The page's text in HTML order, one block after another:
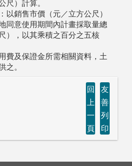
尺）計算。
以銷售市價（元／立方公尺）
同意使用期間內計畫採取量總
），以其乘積之百分之五核
費及保證金所需相關資料，土
。
回
上
一
頁
友
善
列
印